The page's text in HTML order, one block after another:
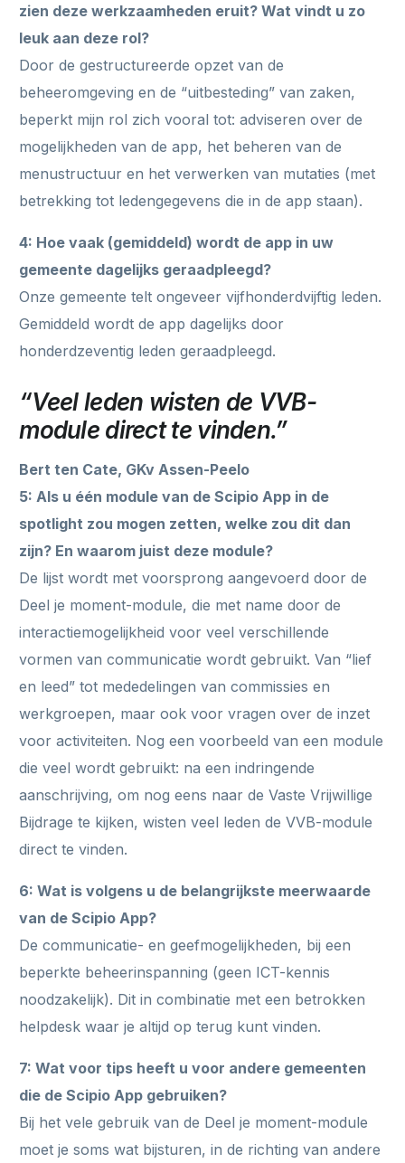
zien deze werkzaamheden eruit? Wat vindt u zo
leuk aan deze rol?
Door de gestructureerde opzet van de
beheeromgeving en de “uitbesteding” van zaken,
beperkt mijn rol zich vooral tot: adviseren over de
mogelijkheden van de app, het beheren van de
menustructuur en het verwerken van mutaties (met
betrekking tot ledengegevens die in de app staan).
4: Hoe vaak (gemiddeld) wordt de app in uw
gemeente dagelijks geraadpleegd?
Onze gemeente telt ongeveer vijfhonderdvijftig leden.
Gemiddeld wordt de app dagelijks door
honderdzeventig leden geraadpleegd.
“Veel leden wisten de VVB-
module direct te vinden.”
Bert ten Cate, GKv Assen-Peelo
5: Als u één module van de Scipio App in de
spotlight zou mogen zetten, welke zou dit dan
zijn? En waarom juist deze module?
De lijst wordt met voorsprong aangevoerd door de
Deel je moment-module, die met name door de
interactiemogelijkheid voor veel verschillende
vormen van communicatie wordt gebruikt. Van “lief
en leed” tot mededelingen van commissies en
werkgroepen, maar ook voor vragen over de inzet
voor activiteiten. Nog een voorbeeld van een module
die veel wordt gebruikt: na een indringende
aanschrijving, om nog eens naar de Vaste Vrijwillige
Bijdrage te kijken, wisten veel leden de VVB-module
direct te vinden.
6: Wat is volgens u de belangrijkste meerwaarde
van de Scipio App?
De communicatie- en geefmogelijkheden, bij een
beperkte beheerinspanning (geen ICT-kennis
noodzakelijk). Dit in combinatie met een betrokken
helpdesk waar je altijd op terug kunt vinden.
7: Wat voor tips heeft u voor andere gemeenten
die de Scipio App gebruiken?
Bij het vele gebruik van de Deel je moment-module
moet je soms wat bijsturen, in de richting van andere